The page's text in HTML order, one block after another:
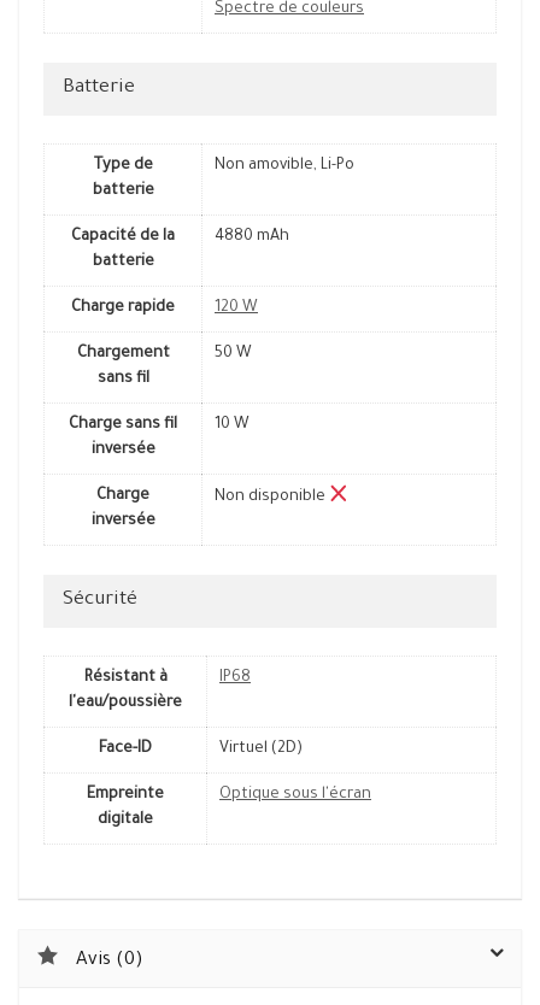
Spectre de couleurs
Batterie
Type de
batterie
Non amovible, Li-Po
Capacité de la
batterie
4880 mAh
Charge rapide 120 W
Chargement
sans fil
50 W
Charge sans fil
inversée
10 W
Charge
inversée
Non disponible
Sécurité
Résistant à
l'eau/poussière
IP68
Face-ID Virtuel (2D)
Empreinte
digitale
Optique sous l'écran
Avis (0)